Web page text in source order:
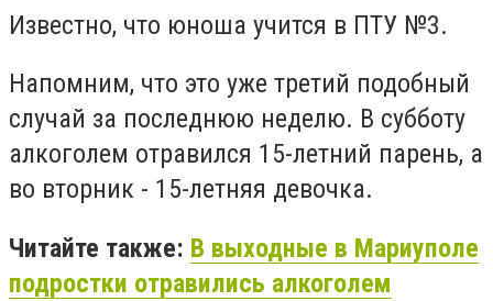
Известно, что юноша учится в ПТУ №3.
Напомним, что это уже третий подобный
случай за последнюю неделю. В субботу
алкоголем отравился 15-летний парень, а
во вторник - 15-летняя девочка.
Читайте также: В выходные в Мариуполе
подростки отравились алкоголем